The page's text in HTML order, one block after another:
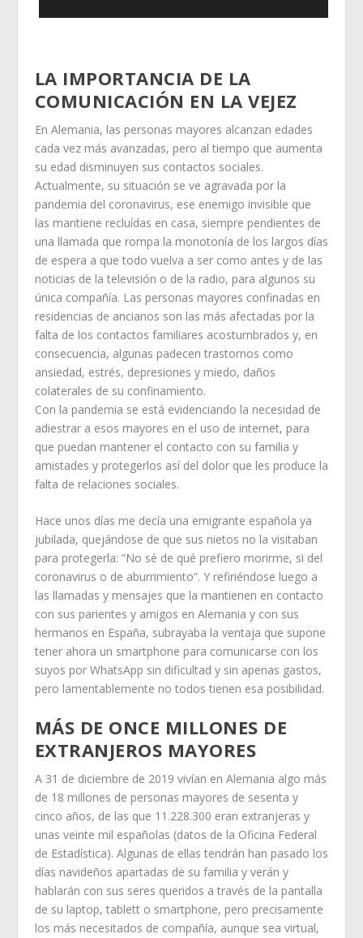
LA IMPORTANCIA DE LA
COMUNICACIÓN EN LA VEJEZ
En Alemania, las personas mayores alcanzan edades
cada vez más avanzadas, pero al tiempo que aumenta
su edad disminuyen sus contactos sociales.
Actualmente, su situación se ve agravada por la
pandemia del coronavirus, ese enemigo invisible que
las mantiene recluídas en casa, siempre pendientes de
una llamada que rompa la monotonía de los largos días
de espera a que todo vuelva a ser como antes y de las
noticias de la televisión o de la radio, para algunos su
única compañía. Las personas mayores confinadas en
residencias de ancianos son las más afectadas por la
falta de los contactos familiares acostumbrados y, en
consecuencia, algunas padecen trastornos como
ansiedad, estrés, depresiones y miedo, daños
colaterales de su confinamiento.
Con la pandemia se está evidenciando la necesidad de
adiestrar a esos mayores en el uso de internet, para
que puedan mantener el contacto con su familia y
amistades y protegerlos así del dolor que les produce la
falta de relaciones sociales.
Hace unos días me decía una emigrante española ya
jubilada, quejándose de que sus nietos no la visitaban
para protegerla: “No sé de qué prefiero morirme, si del
coronavirus o de aburrimiento”. Y refiriéndose luego a
las llamadas y mensajes que la mantienen en contacto
con sus parientes y amigos en Alemania y con sus
hermanos en España, subrayaba la ventaja que supone
tener ahora un smartphone para comunicarse con los
suyos por WhatsApp sin dificultad y sin apenas gastos,
pero lamentablemente no todos tienen esa posibilidad.
MÁS DE ONCE MILLONES DE
EXTRANJEROS MAYORES
A 31 de diciembre de 2019 vivían en Alemania algo más
de 18 millones de personas mayores de sesenta y
cinco años, de las que 11.228.300 eran extranjeras y
unas veinte mil españolas (datos de la Oficina Federal
de Estadística). Algunas de ellas tendrán han pasado los
días navideños apartadas de su familia y verán y
hablarán con sus seres queridos a través de la pantalla
de su laptop, tablett o smartphone, pero precisamente
los más necesitados de compañía, aunque sea virtual,